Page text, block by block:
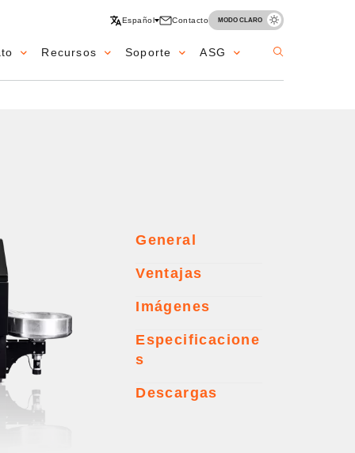
Español Contacto MODO CLARO
Recursos Soporte ASG
General
Ventajas
Imágenes
Especificacione
s
Descargas